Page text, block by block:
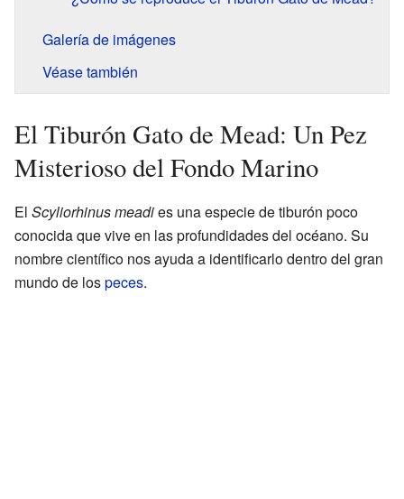
Galería de imágenes
Véase también
El Tiburón Gato de Mead: Un Pez
Misterioso del Fondo Marino
El Scyliorhinus meadies una especie de tiburón poco
conocida que vive en las profundidades del océano. Su
nombre científico nos ayuda a identificarlo dentro del gran
mundo de lospeces.